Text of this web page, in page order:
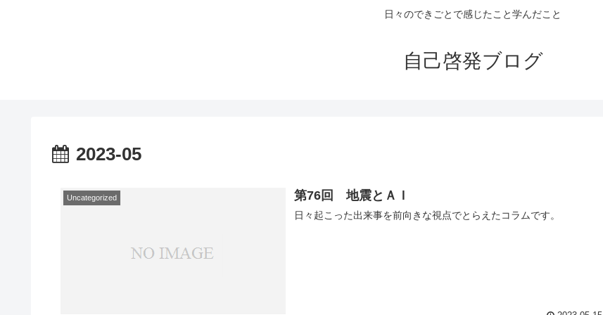
日々のできごとで感じたこと学んだこと
自己啓発ブログ
2023-05
Uncategorized 第76回 地震とＡＩ
日々起こった出来事を前向きな視点でとらえたコラムです。